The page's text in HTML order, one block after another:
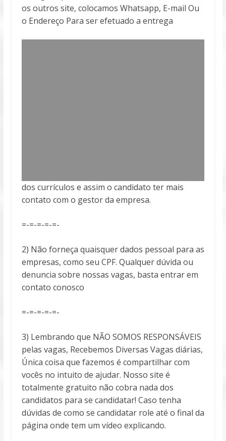
os outros site, colocamos Whatsapp, E-mail Ou
o Endereço Para ser efetuado a entrega
dos currículos e assim o candidato ter mais
contato com o gestor da empresa.
=-=-=-=-=-
2) Não forneça quaisquer dados pessoal para as
empresas, como seu CPF. Qualquer dúvida ou
denuncia sobre nossas vagas, basta entrar em
contato conosco
=-=-=-=-=-
3) Lembrando que NÃO SOMOS RESPONSÁVEIS
pelas vagas, Recebemos Diversas Vagas diárias,
Única coisa que fazemos é compartilhar com
vocês no intuito de ajudar. Nosso site é
totalmente gratuito não cobra nada dos
candidatos para se candidatar! Caso tenha
dúvidas de como se candidatar role até o final da
página onde tem um vídeo explicando.